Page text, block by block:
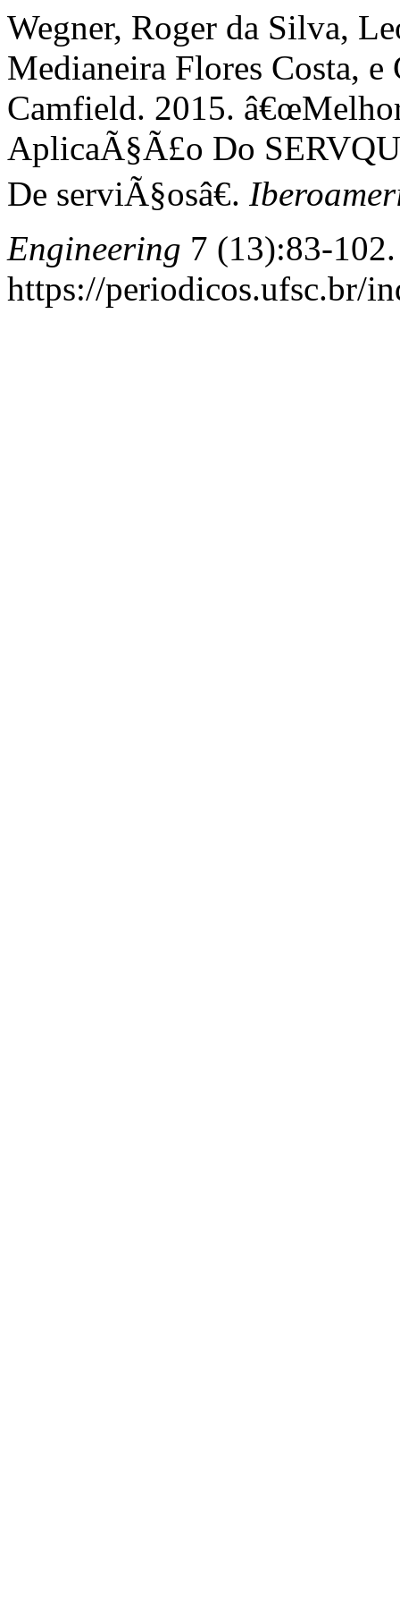
Wegner, Roger da Silva,
Medianeira Flores Costa,
Camfield. 2015.
AplicaÃ§Ã£o Do
De serviÃ§osâ€.
Engineering 7 (13):83-102.
https://periodicos.ufsc.br/